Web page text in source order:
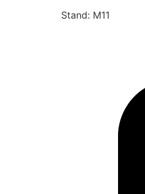
Stand: M11